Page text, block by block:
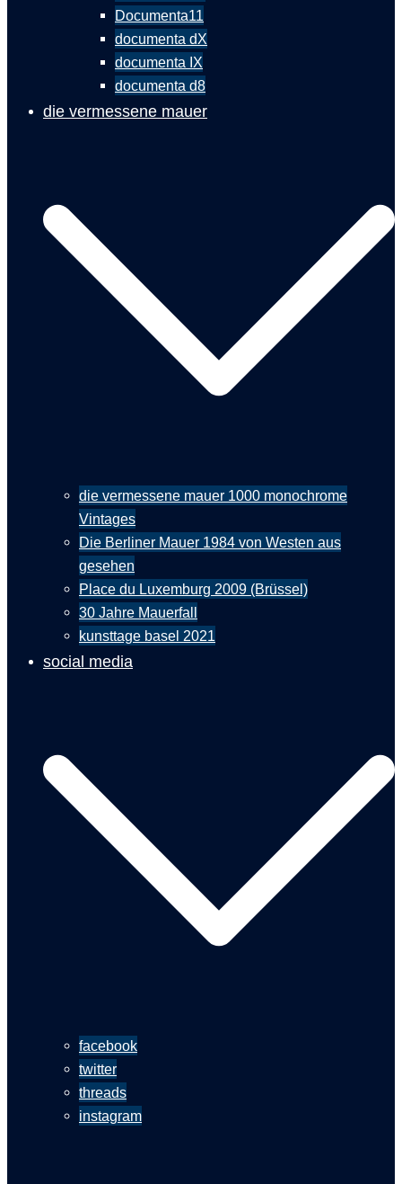
Documenta11
documenta dX
documenta IX
documenta d8
die vermessene mauer
die vermessene mauer 1000 monochrome
Vintages
Die Berliner Mauer 1984 von Westen aus
gesehen
Place du Luxemburg 2009 (Brüssel)
30 Jahre Mauerfall
kunsttage basel 2021
social media
facebook
twitter
threads
instagram